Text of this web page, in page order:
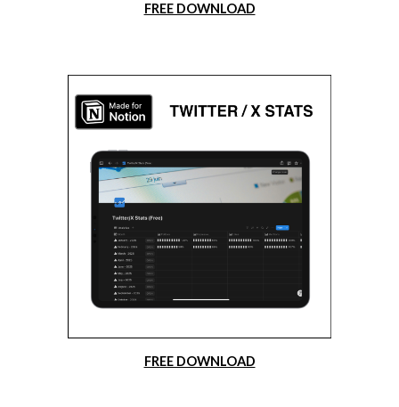
FREE DOWNLOAD
FREE DOWNLOAD